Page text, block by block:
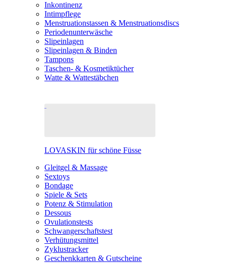
Inkontinenz
Intimpflege
Menstruationstassen & Menstruationsdiscs
Periodenunterwäsche
Slipeinlagen
Slipeinlagen & Binden
Tampons
Taschen- & Kosmetiktücher
Watte & Wattestäbchen
LOVASKIN für schöne Füsse
Gleitgel & Massage
Sextoys
Bondage
Spiele & Sets
Potenz & Stimulation
Dessous
Ovulationstests
Schwangerschaftstest
Verhütungsmittel
Zyklustracker
Geschenkkarten & Gutscheine